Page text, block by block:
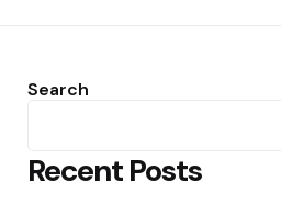
Search
Recent Posts